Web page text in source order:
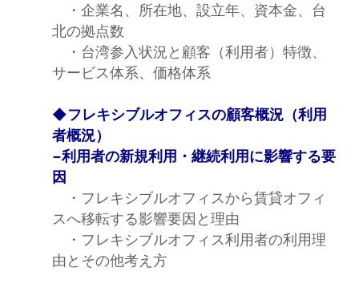
・企業名、所在地、設立年、資本金、台
北の拠点数
・台湾参入状況と顧客（利用者）特徴、
サービス体系、価格体系
◆フレキシブルオフィスの顧客概況（利用
者概況）
−利用者の新規利用・継続利用に影響する要
因
・フレキシブルオフィスから賃貸オフィ
スへ移転する影響要因と理由
・フレキシブルオフィス利用者の利用理
由とその他考え方